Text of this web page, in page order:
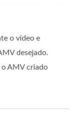
o vídeo e
desejado.
o AMV criado